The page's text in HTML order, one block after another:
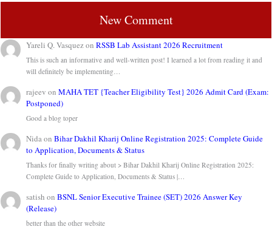
New Comment
Yareli Q. VasquezonRSSB Lab Assistant 2026 Recruitment
This is such an informative and well-written post! I learned a lot from reading it and
will definitely be implementing…
rajeev onMAHA TET {Teacher Eligibility Test} 2026 Admit Card (Exam:
Postponed)
Good a blog toper
NidaonBihar Dakhil Kharij Online Registration 2025: Complete Guide
to Application, Documents & Status
Thanks for finally writing about > Bihar Dakhil Kharij Online Registration 2025:
Complete Guide to Application, Documents & Status |…
satish onBSNL Senior Executive Trainee (SET) 2026 Answer Key
(Release)
better than the other website